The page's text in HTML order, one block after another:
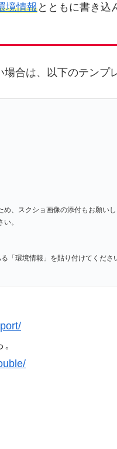
境情報とともに書き込
合は、以下のテンプ
、スクショ画像の添付もお願いし
。
環境情報」を貼り付けてくださ